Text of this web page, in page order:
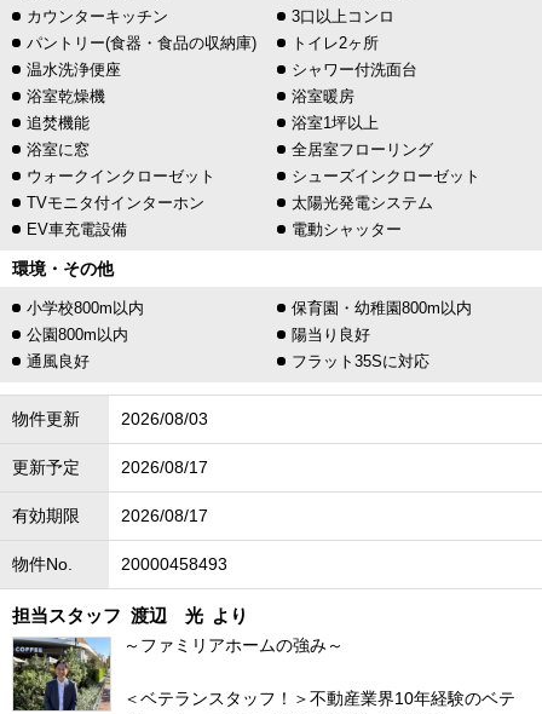
カウンターキッチン
3口以上コンロ
パントリー(食器・食品の収納庫)
トイレ2ヶ所
温水洗浄便座
シャワー付洗面台
浴室乾燥機
浴室暖房
追焚機能
浴室1坪以上
浴室に窓
全居室フローリング
ウォークインクローゼット
シューズインクローゼット
TVモニタ付インターホン
太陽光発電システム
EV車充電設備
電動シャッター
環境・その他
小学校800m以内
保育園・幼稚園800m以内
公園800m以内
陽当り良好
通風良好
フラット35Sに対応
物件更新 2026/08/03
更新予定 2026/08/17
有効期限 2026/08/17
物件No. 20000458493
担当スタッフ 渡辺 光 より
～ファミリアホームの強み～
＜ベテランスタッフ！＞不動産業界10年経験のベテ